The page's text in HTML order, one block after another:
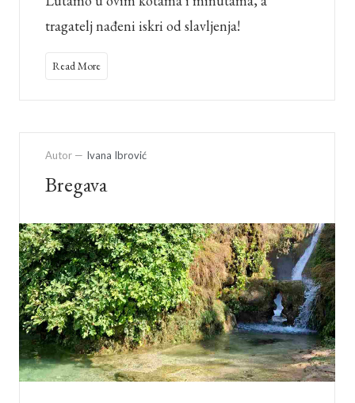
tragatelj nađeni iskri od slavljenja!
Read More
Autor — Ivana Ibrović
Bregava